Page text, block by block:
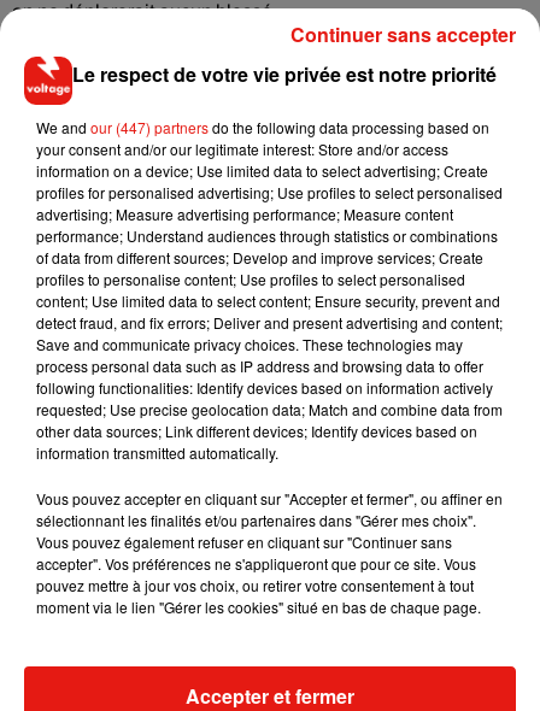
on ne déplorerait aucun blessé.
Musique
7 août 2026
RÜFÜS DU SOL annonce un nouvel
album après sa tournée mondiale
7 août 2026
Angèle et Amélie Lens dévoilent leur
collaboration tant attendue
6 août 2026
Il y a 10 ans, DJ Snake changeait de
dimension avec son premier...
Fred again.. et Latin Mafia dévoilent enfin
Le respect de votre vie privée est notre priorité
We and our (447) partnersdo the following data processing based on
your consent and/or our legitimate interest: Store and/or access
information on a device; Use limited data to select advertising; Create
profiles for personalised advertising; Use profiles to select personalised
advertising; Measure advertising performance; Measure content
performance; Understand audiences through statistics or combinations
of data from different sources; Develop and improve services; Create
profiles to personalise content; Use profiles to select personalised
content; Use limited data to select content; Ensure security, prevent and
detect fraud, and fix errors; Deliver and present advertising and content;
Save and communicate privacy choices. These technologies may
process personal data such as IP address and browsing data to offer
following functionalities: Identify devices based on information actively
requested; Use precise geolocation data; Match and combine data from
other data sources; Link different devices; Identify devices based on
information transmitted automatically.
Vous pouvez accepter en cliquant sur "Accepter et fermer", ou affiner en
sélectionnant les finalités et/ou partenaires dans "Gérer mes choix".
Vous pouvez également refuser en cliquant sur "Continuer sans
accepter". Vos préférences ne s'appliqueront que pour ce site. Vous
pouvez mettre à jour vos choix, ou retirer votre consentement à tout
moment via le lien "Gérer les cookies" situé en bas de chaque page.
Accepter et fermer
Continuer sans accepter